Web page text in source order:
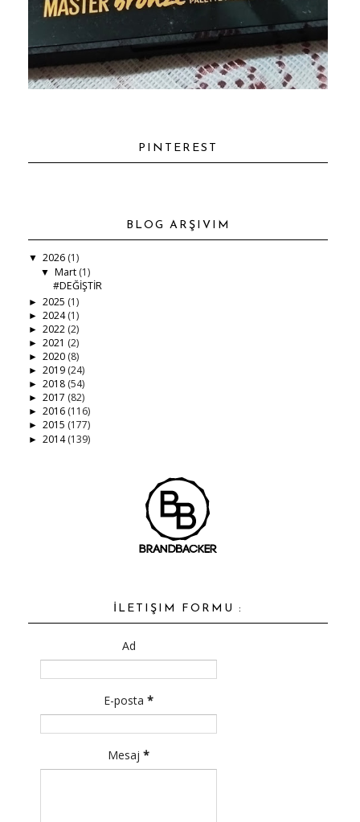
PINTEREST
BLOG ARŞIVIM
▼ 2026 (1)
▼ Mart (1)
#DEĞİŞTİR
► 2025 (1)
► 2024(1)
► 2022 (2)
► 2021 (2)
► 2020 (8)
► 2019 (24)
► 2018 (54)
► 2017 (82)
► 2016 (116)
► 2015 (177)
► 2014(139)
İLETIŞIM FORMU :
Ad
E-posta *
Mesaj *